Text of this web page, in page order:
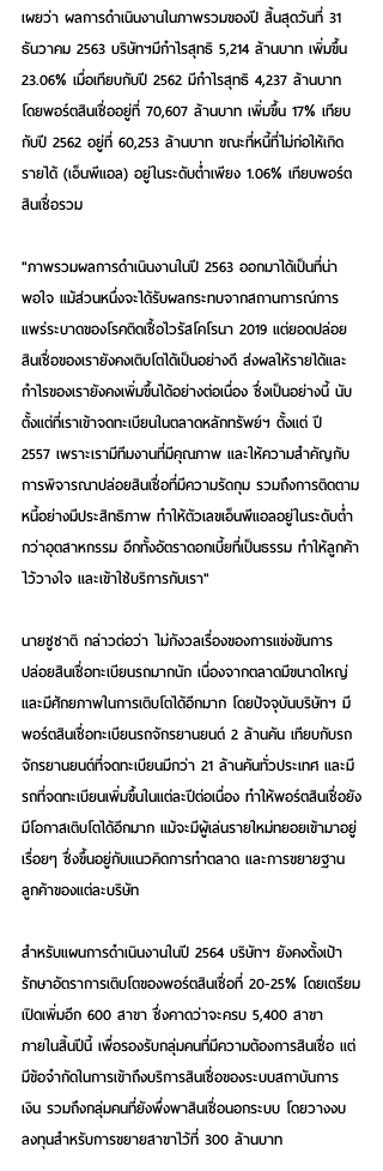
เผยว่า ผลการดำเนินงานในภาพรวมของปี สิ้นสุดวันที่ 31
ธันวาคม 2563 บริษัทฯมีกำไรสุทธิ 5,214 ล้านบาท เพิ่มขึ้น
23.06% เมื่อเทียบกับปี 2562 มีกำไรสุทธิ 4,237 ล้านบาท
โดยพอร์ตสินเชื่ออยู่ที่ 70,607 ล้านบาท เพิ่มขึ้น 17% เทียบ
กับปี 2562 อยู่ที่ 60,253 ล้านบาท ขณะที่หนี้ที่ไม่ก่อให้เกิด
รายได้ (เอ็นพีแอล) อยู่ในระดับต่ำเพียง 1.06% เทียบพอร์ต
สินเชื่อรวม
"ภาพรวมผลการดำเนินงานในปี 2563 ออกมาได้เป็นที่น่า
พอใจ แม้ส่วนหนึ่งจะได้รับผลกระทบจากสถานการณ์การ
แพร่ระบาดของโรคติดเชื้อไวรัสโคโรนา 2019 แต่ยอดปล่อย
สินเชื่อของเรายังคงเติบโตได้เป็นอย่างดี ส่งผลให้รายได้และ
กำไรของเรายังคงเพิ่มขึ้นได้อย่างต่อเนื่อง ซึ่งเป็นอย่างนี้ นับ
ตั้งแต่ที่เราเข้าจดทะเบียนในตลาดหลักทรัพย์ฯ ตั้งแต่ ปี
2557 เพราะเรามีทีมงานที่มีคุณภาพ และให้ความสำคัญกับ
การพิจารณาปล่อยสินเชื่อที่มีความรัดกุม รวมถึงการติดตาม
หนี้อย่างมีประสิทธิภาพ ทำให้ตัวเลขเอ็นพีแอลอยู่ในระดับต่ำ
กว่าอุตสาหกรรม อีกทั้งอัตราดอกเบี้ยที่เป็นธรรม ทำให้ลูกค้า
ไว้วางใจ และเข้าใช้บริการกับเรา"
นายชูชาติ กล่าวต่อว่า ไม่กังวลเรื่องของการแข่งขันการ
ปล่อยสินเชื่อทะเบียนรถมากนัก เนื่องจากตลาดมีขนาดใหญ่
และมีศักยภาพในการเติบโตได้อีกมาก โดยปัจจุบันบริษัทฯ มี
พอร์ตสินเชื่อทะเบียนรถจักรยานยนต์ 2 ล้านคัน เทียบกับรถ
จักรยานยนต์ที่จดทะเบียนมีกว่า 21 ล้านคันทั่วประเทศ และมี
รถที่จดทะเบียนเพิ่มขึ้นในแต่ละปีต่อเนื่อง ทำให้พอร์ตสินเชื่อยัง
มีโอกาสเติบโตได้อีกมาก แม้จะมีผู้เล่นรายใหม่ทยอยเข้ามาอยู่
เรื่อยๆ ซึ่งขึ้นอยู่กับแนวคิดการทำตลาด และการขยายฐาน
ลูกค้าของแต่ละบริษัท
สำหรับแผนการดำเนินงานในปี 2564 บริษัทฯ ยังคงตั้งเป้า
รักษาอัตราการเติบโตของพอร์ตสินเชื่อที่ 20-25% โดยเตรียม
เปิดเพิ่มอีก 600 สาขา ซึ่งคาดว่าจะครบ 5,400 สาขา
ภายในสิ้นปีนี้ เพื่อรองรับกลุ่มคนที่มีความต้องการสินเชื่อ แต่
มีข้อจำกัดในการเข้าถึงบริการสินเชื่อของระบบสถาบันการ
เงิน รวมถึงกลุ่มคนที่ยังพึ่งพาสินเชื่อนอกระบบ โดยวางงบ
ลงทุนสำหรับการขยายสาขาไว้ที่ 300 ล้านบาท